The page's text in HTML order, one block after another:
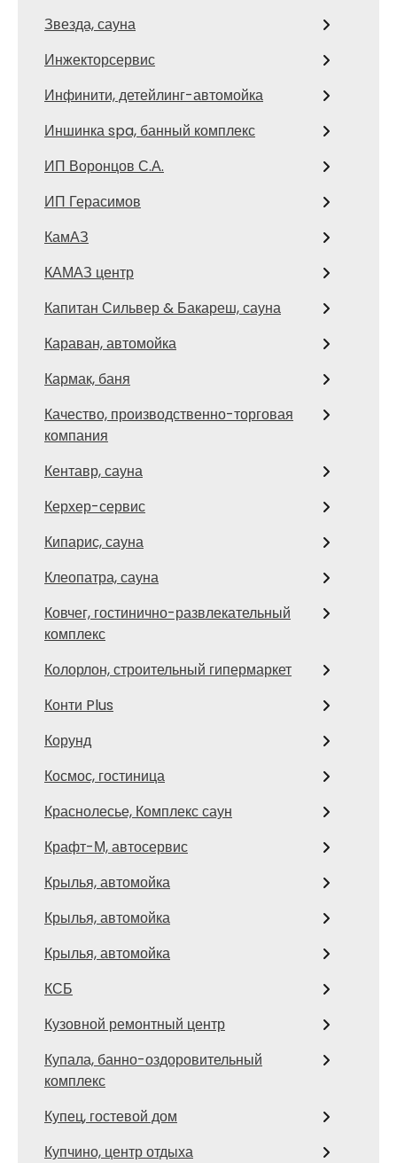
Звезда, сауна
Инжекторсервис
Инфинити, детейлинг-автомойка
Иншинка spa, банный комплекс
ИП Воронцов С.А.
ИП Герасимов
КамАЗ
КАМАЗ центр
Капитан Сильвер & Бакареш, сауна
Караван, автомойка
Кармак, баня
Качество, производственно-торговая
компания
Кентавр, сауна
Керхер-сервис
Кипарис, сауна
Клеопатра, сауна
Ковчег, гостинично-развлекательный
комплекс
Колорлон, строительный гипермаркет
Конти Plus
Корунд
Космос, гостиница
Краснолесье, Комплекс саун
Крафт-М, автосервис
Крылья, автомойка
Крылья, автомойка
Крылья, автомойка
КСБ
Кузовной ремонтный центр
Купала, банно-оздоровительный
комплекс
Купец, гостевой дом
Купчино, центр отдыха